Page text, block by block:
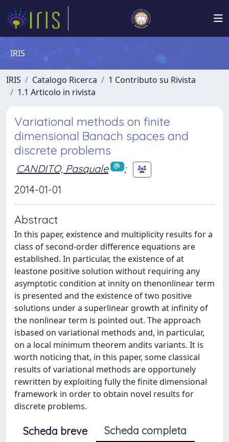
IRIS
IRIS Catalogo Ricerca
1 Contributo su Rivista
1.1 Articolo in rivista
Variational methods on finite
dimensional Banach spaces and
discrete problems
CANDITO, Pasquale
;
2014-01-01
Abstract
In this paper, existence and multiplicity results for a
class of second-order difference equations are
established. In particular, the existence of at
leastone positive solution without requiring any
asymptotic condition at innity on thenonlinear term
is presented and the existence of two positive
solutions under a superlinear growth at infinity of
the nonlinear term is pointed out. The approach
isbased on variational methods and, in particular,
on a local minimum theorem andits variants. It is
worth noticing that, in this paper, some classical
results of variational methods are opportunely
rewritten by exploiting fully the finite dimensional
framework in order to obtain novel results for
discrete problems.
Scheda breve
Scheda completa